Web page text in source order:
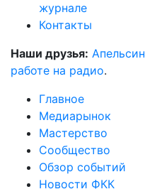
журнале
Контакты
Наши друзья:
работе на радио.
Главное
Медиарынок
Мастерство
Сообщество
Обзор событий
Новости ФКК